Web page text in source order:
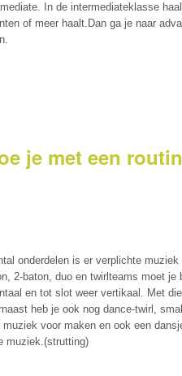
In de intermediateklasse
of meer haalt.Dan ga je naar
je met een
onderdelen is er verplichte
2-baton, duo en twirlteams moet
en tot slot weer vertikaal. Met
heb je ook nog dance-twirl,
voor maken en ook een
muziek.(strutting)